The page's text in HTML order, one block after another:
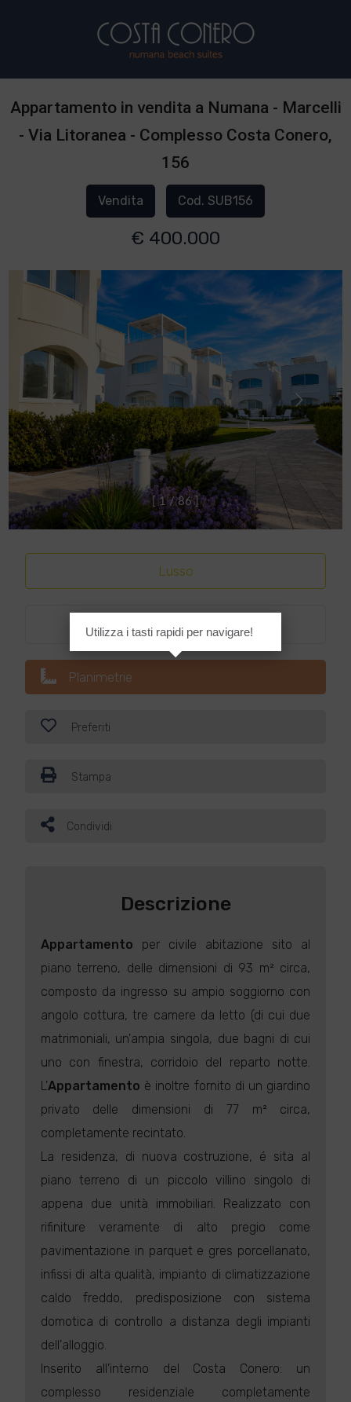
Appartamento in vendita a Numana - Marcelli
- Via Litoranea - Complesso Costa Conero,
156
Vendita Cod. SUB156
€ 400.000
[ 1 / 86 ]
Lusso
Planimetrie
Preferiti
Stampa
Condividi
Descrizione
Appartamento per civile abitazione sito al
piano terreno, delle dimensioni di 93 m² circa,
composto da ingresso su ampio soggiorno con
angolo cottura, tre camere da letto (di cui due
matrimoniali, un'ampia singola, due bagni di cui
uno con finestra, corridoio del reparto notte.
L'Appartamento è inoltre fornito di un giardino
privato delle dimensioni di 77 m² circa,
completamente recintato.
La residenza, di nuova costruzione, é sita al
piano terreno di un piccolo villino singolo di
appena due unità immobiliari. Realizzato con
rifiniture veramente di alto pregio come
pavimentazione in parquet e gres porcellanato,
infissi di alta qualità, impianto di climatizzazione
caldo freddo, predisposizione con sistema
domotica di controllo a distanza degli impianti
dell'alloggio.
Inserito all'interno del Costa Conero: un
complesso residenziale completamente
Utilizza i tasti rapidi per navigare!